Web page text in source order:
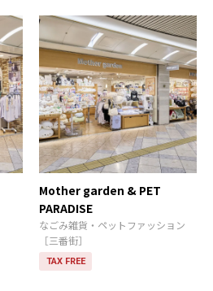
Mother garden & PET
PARADISE
なごみ雑貨・ペットファッション
［三番街］
TAX FREE